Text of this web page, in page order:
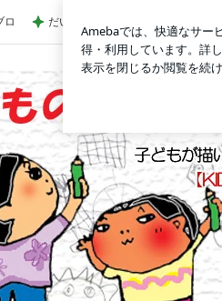
| 子どもの絵を永遠の想い出
ロ だいた 涼しい時期に引越したい思い